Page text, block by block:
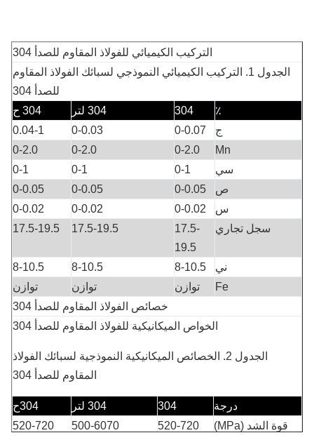
التركيب الكيميائي للفولاذ المقاوم للصدأ 304
الجدول 1.
التركيب الكيميائي النموذجي لسبائك الفولاذ المقاوم
للصدأ 304
0-0.07
0-0.03
0.04-1
0-2.0
0-2.0
0-2.0
0-0.05
0-0.05
0-0.05
0-0.02
0-0.02
0-0.02
سجل تجاري
17.5-
17.5-19.5
17.5-19.5
8-10.5
8-10.5
8-10.5
توازن توازن
توازن
خصائص الفولاذ المقاوم للصدأ 304
الخواص الميكانيكية للفولاذ المقاوم للصدأ 304
الجدول 2. الخصائص الميكانيكية النموذجية لسبائك الفولاذ
المقاوم للصدأ 304
درجة
ح
قوة الشد (MPa)
520-720
500-6070
520-720